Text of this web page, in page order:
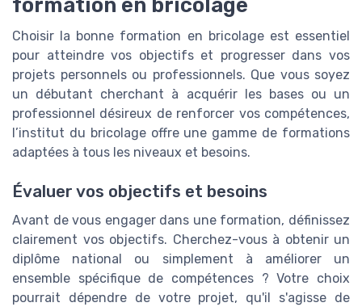
Choisir la bonne formation en bricolage est essentiel
pour atteindre vos objectifs et progresser dans vos
projets personnels ou professionnels. Que vous soyez
un débutant cherchant à acquérir les bases ou un
professionnel désireux de renforcer vos compétences,
l’institut du bricolage offre une gamme de formations
adaptées à tous les niveaux et besoins.
Évaluer vos objectifs et besoins
Avant de vous engager dans une formation, définissez
clairement vos objectifs. Cherchez-vous à obtenir un
diplôme national ou simplement à améliorer un
ensemble spécifique de compétences ? Votre choix
pourrait dépendre de votre projet, qu'il s'agisse de